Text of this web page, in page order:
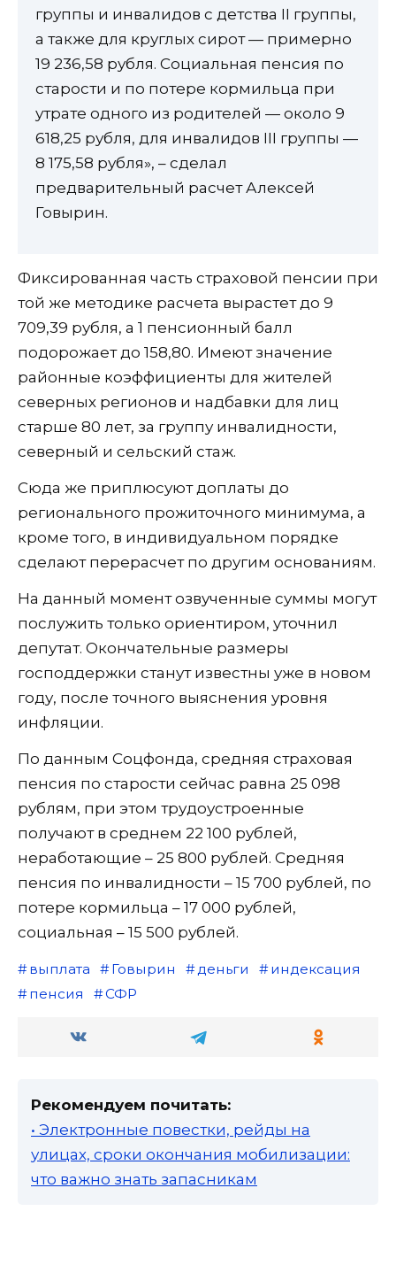
группы и инвалидов с детства II группы,
а также для круглых сирот — примерно
19 236,58 рубля. Социальная пенсия по
старости и по потере кормильца при
утрате одного из родителей — около 9
618,25 рубля, для инвалидов III группы —
8 175,58 рубля», – сделал
предварительный расчет Алексей
Говырин.
Фиксированная часть страховой пенсии при
той же методике расчета вырастет до 9
709,39 рубля, а 1 пенсионный балл
подорожает до 158,80. Имеют значение
районные коэффициенты для жителей
северных регионов и надбавки для лиц
старше 80 лет, за группу инвалидности,
северный и сельский стаж.
Сюда же приплюсуют доплаты до
регионального прожиточного минимума, а
кроме того, в индивидуальном порядке
сделают перерасчет по другим основаниям.
На данный момент озвученные суммы могут
послужить только ориентиром, уточнил
депутат. Окончательные размеры
господдержки станут известны уже в новом
году, после точного выяснения уровня
инфляции.
По данным Соцфонда, средняя страховая
пенсия по старости сейчас равна 25 098
рублям, при этом трудоустроенные
получают в среднем 22 100 рублей,
неработающие – 25 800 рублей. Средняя
пенсия по инвалидности – 15 700 рублей, по
потере кормильца – 17 000 рублей,
социальная – 15 500 рублей.
выплата Говырин деньги
индексация
пенсия
СФР
Рекомендуем почитать:
• Электронные повестки, рейды на
улицах, сроки окончания мобилизации:
что важно знать запасникам